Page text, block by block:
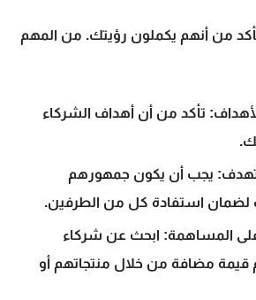
تأكد من أنهم يكملون رؤيتك. من المهم
تأكد من أن أهداف الشركاء
يجب أن يكون جمهورهم
لضمان استفادة كل من الطرفين.
المساهمة: ابحث عن شركاء
مضافة من خلال منتجاتهم أو